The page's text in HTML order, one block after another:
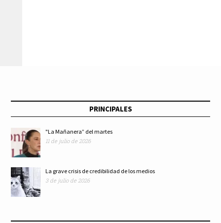
PRINCIPALES
"La Mañanera” del martes
11 de julio de 2026
La grave crisis de credibilidad de los medios
3 de julio de 2026